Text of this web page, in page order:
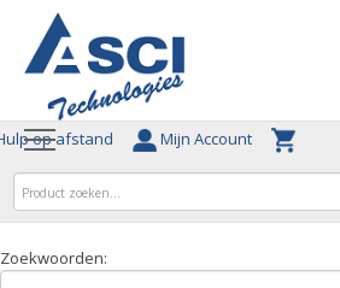
op afstand Mijn Account
Zoekwoorden: